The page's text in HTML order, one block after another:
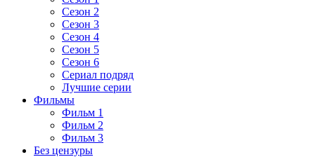
Сезон 2
Сезон 3
Сезон 4
Сезон 5
Сезон 6
Сериал подряд
Лучшие серии
Фильмы
Фильм 1
Фильм 2
Фильм 3
Без цензуры